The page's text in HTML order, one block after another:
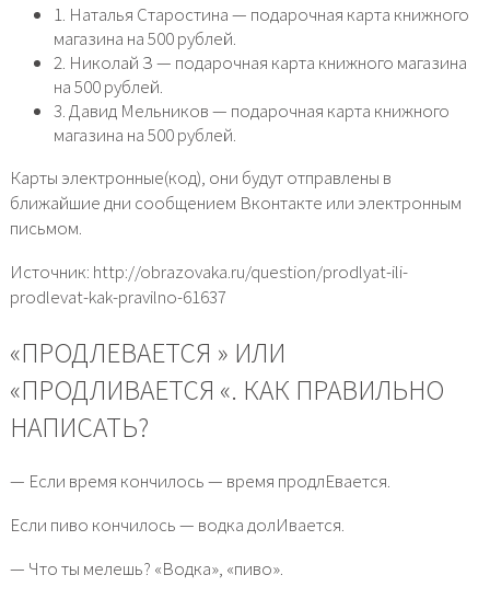
1. Наталья Старостина — подарочная карта книжного
магазина на 500 рублей.
2. Николай З — подарочная карта книжного магазина
на 500 рублей.
3. Давид Мельников — подарочная карта книжного
магазина на 500 рублей.
Карты электронные(код), они будут отправлены в
ближайшие дни сообщением Вконтакте или электронным
письмом.
Источник: http://obrazovaka.ru/question/prodlyat-ili-
prodlevat-kak-pravilno-61637
«ПРОДЛЕВАЕТСЯ­ » ИЛИ
«ПРОДЛИВАЕТСЯ­ «. КАК ПРАВИЛЬНО
НАПИСАТЬ?
— Если время кончилось — время продлЕвается.
Если пиво кончилось — водка долИвается.
— Что ты мелешь? «Водка», «пиво».